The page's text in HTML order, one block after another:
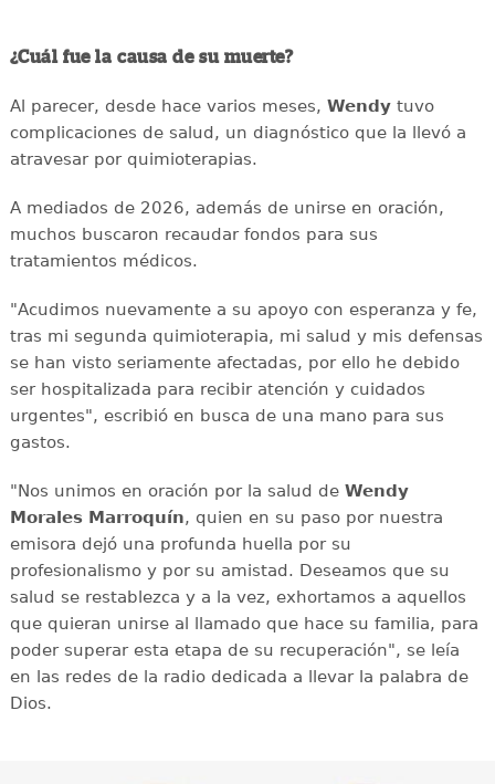
¿Cuál fue la causa de su muerte?
Al parecer, desde hace varios meses, Wendytuvo
complicaciones de salud, un diagnóstico que la llevó a
atravesar por quimioterapias.
A mediados de 2026, además de unirse en oración,
muchos buscaron recaudar fondos para sus
tratamientos médicos.
"Acudimos nuevamente a su apoyo con esperanza y fe,
tras mi segunda quimioterapia, mi salud y mis defensas
se han visto seriamente afectadas, por ello he debido
ser hospitalizada para recibir atención y cuidados
urgentes", escribió en busca de una mano para sus
gastos.
"Nos unimos en oración por la salud de Wendy
Morales Marroquín, quien en su paso por nuestra
emisora dejó una profunda huella por su
profesionalismo y por su amistad. Deseamos que su
salud se restablezca y a la vez, exhortamos a aquellos
que quieran unirse al llamado que hace su familia, para
poder superar esta etapa de su recuperación", se leía
en las redes de la radio dedicada a llevar la palabra de
Dios.